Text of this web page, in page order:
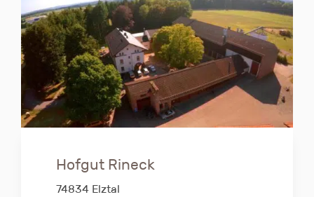
Hofgut Rineck
74834 Elztal